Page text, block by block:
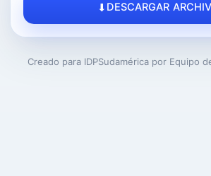
DESCARGAR
Creado para IDPSudamérica por Equipo